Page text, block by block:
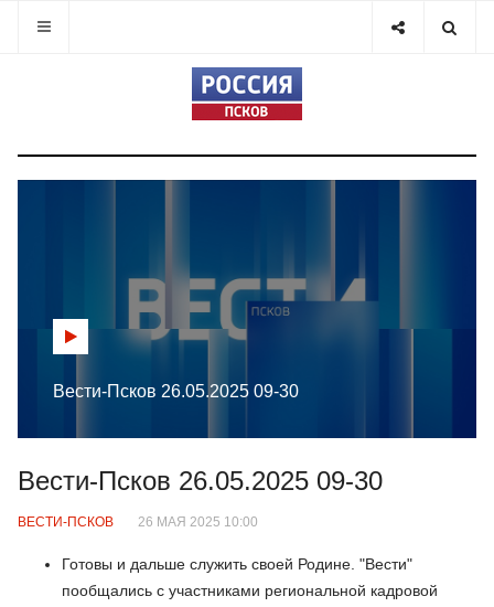
Вести-Псков 26.05.2025 09-30
Вести-Псков 26.05.2025 09-30
ВЕСТИ-ПСКОВ 26 МАЯ 2025 10:00
Готовы и дальше служить своей Родине. "Вести"
пообщались с участниками региональной кадровой